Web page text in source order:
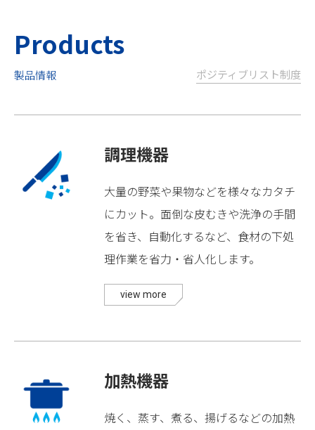
Products
製品情報 ポジティブリスト制度
調理機器
大量の野菜や果物などを様々なカタチ
にカット。面倒な皮むきや洗浄の手間
を省き、自動化するなど、食材の下処
理作業を省力・省人化します。
view more
加熱機器
焼く、蒸す、煮る、揚げるなどの加熱